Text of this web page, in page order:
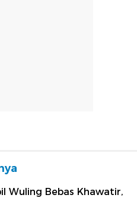
Wuling Bebas Khawatir,